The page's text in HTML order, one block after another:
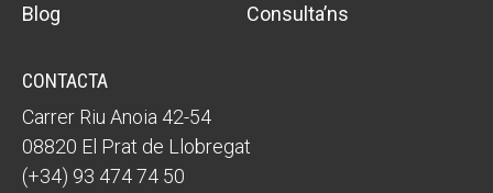
Blog
Consulta’ns
CONTACTA
Carrer Riu Anoia 42-54
08820 El Prat de Llobregat
(+34) 93 474 74 50